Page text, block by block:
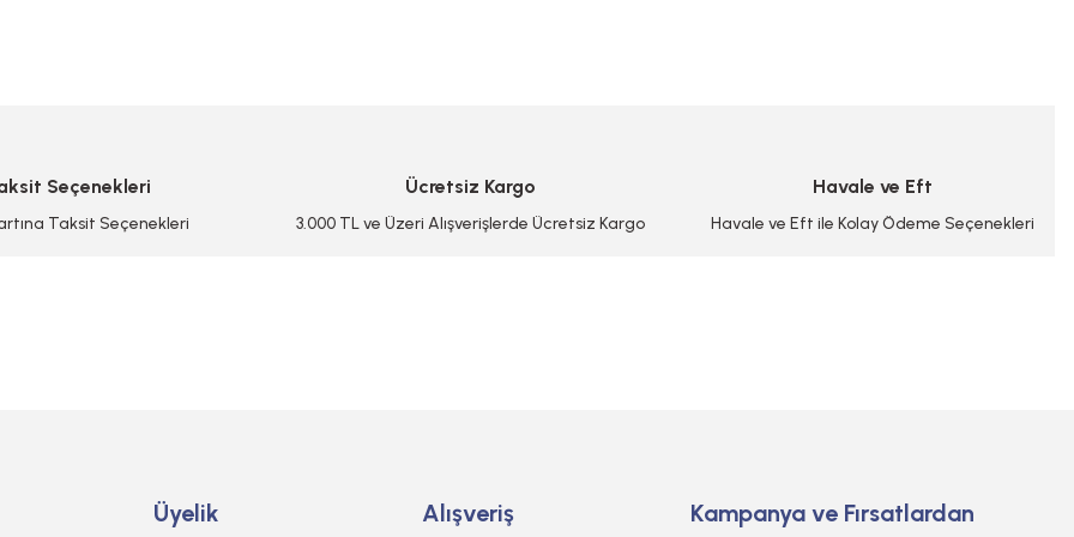
Seçenekleri
Taksit Seçenekleri
Ücretsiz Kargo
3.000 TL ve Üzeri Alışverişlerde Ücretsiz Kargo
Havale ve Eft
Havale ve Eft ile Kolay Ödeme Seçenekleri
Üyelik Alışveriş
Kampanya ve Fırsatlardan